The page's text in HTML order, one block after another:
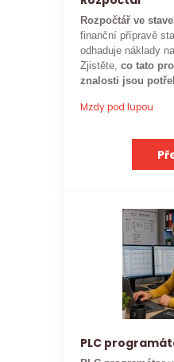
Rozpočtář ve
finanční přípravě
odhaduje náklady
Zjistěte, co tato
znalosti jsou
očekávat.
Mzdy pod lupou
PLC